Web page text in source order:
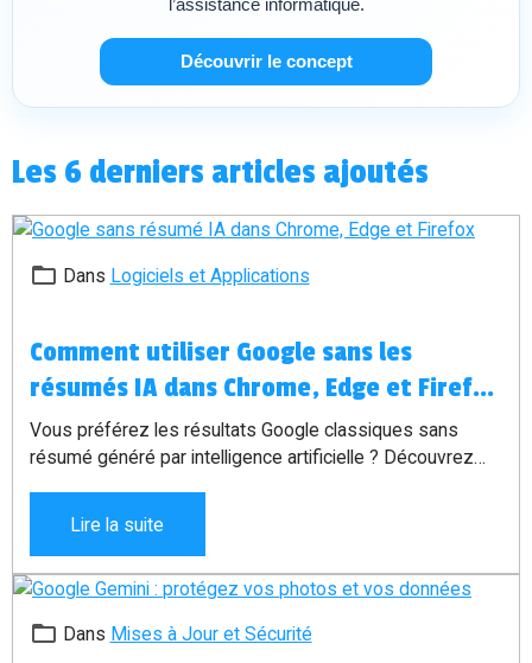
l’assistance informatique.
Découvrir le concept
Les 6 derniers articles ajoutés
Dans Logiciels et Applications
Comment utiliser Google sans les
résumés IA dans Chrome, Edge et Firefox
?
Vous préférez les résultats Google classiques sans
résumé généré par intelligence artificielle ? Découvrez
personnalisée.
Lire la suite
Dans Mises à Jour et Sécurité